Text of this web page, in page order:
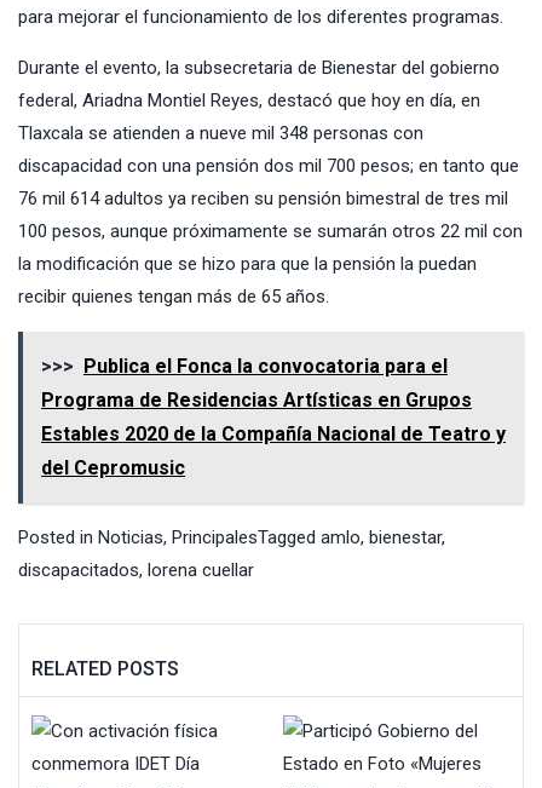
para mejorar el funcionamiento de los diferentes programas.
Durante el evento, la subsecretaria de Bienestar del gobierno
federal, Ariadna Montiel Reyes, destacó que hoy en día, en
Tlaxcala se atienden a nueve mil 348 personas con
discapacidad con una pensión dos mil 700 pesos; en tanto que
76 mil 614 adultos ya reciben su pensión bimestral de tres mil
100 pesos, aunque próximamente se sumarán otros 22 mil con
la modificación que se hizo para que la pensión la puedan
recibir quienes tengan más de 65 años.
>>>
Publica el Fonca la convocatoria para el
Programa de Residencias Artísticas en Grupos
Estables 2020 de la Compañía Nacional de Teatro y
del Cepromusic
Posted in Noticias, PrincipalesTagged amlo, bienestar,
discapacitados, lorena cuellar
RELATED POSTS